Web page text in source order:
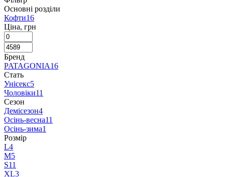
Основні розділи
Кофти16
Ціна, грн
Бренд
PATAGONIA16
Стать
Унісекс5
Чоловіки11
Сезон
Демісезон4
Осінь-весна11
Осінь-зима1
Розмір
L4
M5
S11
XL3